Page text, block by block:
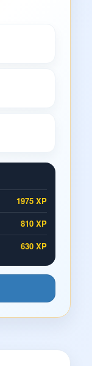
1975 XP
810 XP
630 XP